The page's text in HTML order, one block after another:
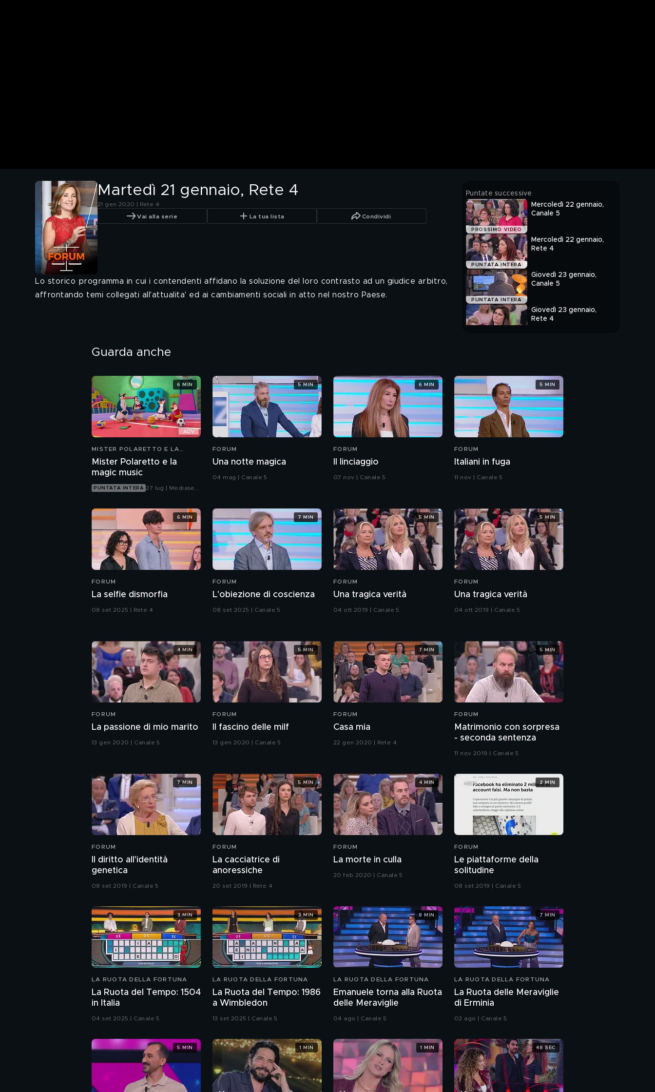
Martedì 21 gennaio, Rete 4
21 gen 2020 | Rete 4
Vai alla serie La tua lista Condividi
Lo storico programma in cui i contendenti affidano la soluzione del loro contrasto ad un giudice arbitro,
affrontando temi collegati all'attualita' ed ai cambiamenti sociali in atto nel nostro Paese.
Puntate successive
PROSSIMO VIDEO
Mercoledì 22 gennaio,
Canale 5
PUNTATA INTERA
Mercoledì 22 gennaio,
Rete 4
PUNTATA INTERA
Giovedì 23 gennaio,
Canale 5
Giovedì 23 gennaio,
Rete 4
Guarda anche
MISTER POLARETTO E LA
Mister Polaretto e la
magic music
PUNTATA INTERA 27 lug | Mediaset
6 MIN
FORUM
Una notte magica
04 mag | Canale 5
5 MIN
FORUM
Il linciaggio
07 nov | Canale 5
6 MIN
FORUM
Italiani in fuga
11 nov | Canale 5
5 MIN
FORUM
La selfie dismorfia
08 set 2025 | Rete 4
6 MIN
FORUM
L'obiezione di coscienza
08 set 2025 | Canale 5
7 MIN
FORUM
Una tragica verità
04 ott 2019 | Canale 5
5 MIN
FORUM
Una tragica verità
04 ott 2019 | Canale 5
5 MIN
FORUM
La passione di mio marito
13 gen 2020 | Canale 5
4 MIN
FORUM
Il fascino delle milf
13 gen 2020 | Canale 5
5 MIN
FORUM
Casa mia
22 gen 2020 | Rete 4
7 MIN
FORUM
Matrimonio con sorpresa
- seconda sentenza
11 nov 2019 | Canale 5
5 MIN
FORUM
Il diritto all'identità
genetica
08 set 2019 | Canale 5
7 MIN
FORUM
La cacciatrice di
anoressiche
20 set 2019 | Rete 4
5 MIN
FORUM
La morte in culla
20 feb 2020 | Canale 5
4 MIN
FORUM
Le piattaforme della
solitudine
08 set 2019 | Canale 5
2 MIN
LA RUOTA DELLA FORTUNA
La Ruota del Tempo: 1504
in Italia
04 set 2025 | Canale 5
3 MIN
LA RUOTA DELLA FORTUNA
La Ruota del Tempo: 1986
a Wimbledon
13 set 2025 | Canale 5
3 MIN
LA RUOTA DELLA FORTUNA
Emanuele torna alla Ruota
delle Meraviglie
04 ago | Canale 5
9 MIN
LA RUOTA DELLA FORTUNA
La Ruota delle Meraviglie
di Erminia
02 ago | Canale 5
7 MIN
5 MIN 1 MIN 1 MIN 48 SEC